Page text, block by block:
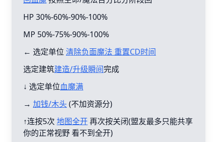
HP 30%-60%-90%-100%
MP 50%-75%-90%-100%
← 选定单位 清除负面魔法 重置CD时间
选定建筑建造/升级瞬间完成
↓ 选定单位血魔满
→ 加钱/木头(不加资源分)
↑连按5次 地图全开再次按关闭(盟友最多只能共享
你的正常视野 看不到全开)